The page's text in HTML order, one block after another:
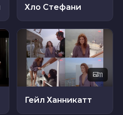
Хло Стефани
11
Гейл Ханникатт